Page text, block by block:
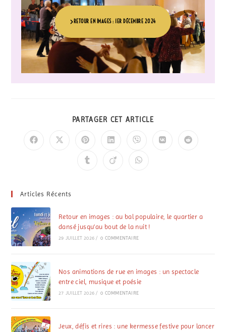
RETOUR EN IMAGES : 1ER DÉCEMBRE 2024
PARTAGER CET ARTICLE
Articles Récents
Retour en images : au bal populaire, le quartier a
dansé jusqu’au bout de la nuit !
29 JUILLET 2026 / 0 COMMENTAIRE
Nos animations de rue en images : un spectacle
entre ciel, musique et poésie
27 JUILLET 2026 / 0 COMMENTAIRE
Jeux, défis et rires : une kermesse festive pour lancer